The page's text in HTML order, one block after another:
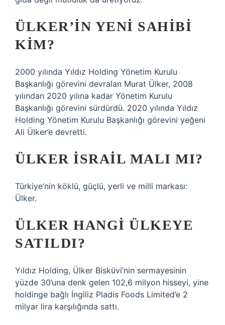
ÜLKER’IN YENI SAHIBI
KIM?
2000 yılında Yıldız Holding Yönetim Kurulu
Başkanlığı görevini devralan Murat Ülker, 2008
yılından 2020 yılına kadar Yönetim Kurulu
Başkanlığı görevini sürdürdü. 2020 yılında Yıldız
Holding Yönetim Kurulu Başkanlığı görevini yeğeni
Ali Ülker’e devretti.
ÜLKER İSRAIL MALI MI?
Türkiye’nin köklü, güçlü, yerli ve milli markası:
Ülker.
ÜLKER HANGI ÜLKEYE
SATILDI?
Yıldız Holding, Ülker Bisküvi’nin sermayesinin
yüzde 30’una denk gelen 102,6 milyon hisseyi, yine
holdinge bağlı İngiliz Pladis Foods Limited’e 2
milyar lira karşılığında sattı.